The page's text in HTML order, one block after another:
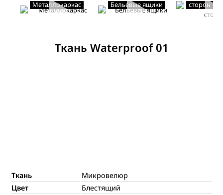
Металлокаркас Бельевые ящики
сторон
Ткань Waterproof 01
Ткань
Микровелюр
Цвет
Блестящий